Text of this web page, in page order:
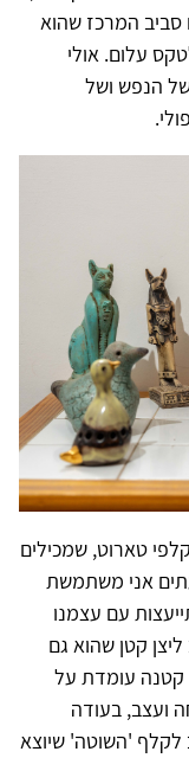
סביב המרכז שהוא
עלום. אולי
הנפש ושל
טארוט, שמכילים
אני משתמשת
עם עצמנו
קטן שהוא גם
קטנה עומדת על
ועצב, בעודה
לקלף 'השוטה' שיוצא